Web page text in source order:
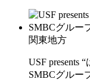
関東地方
USF presents
SMBCグルー